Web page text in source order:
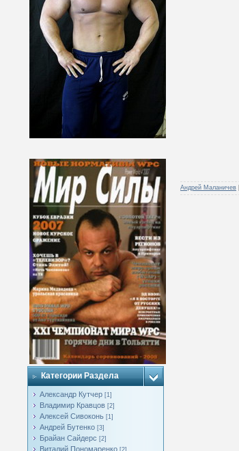
Категории Раздела
Александр Кутчер [1]
Владимир Кравцов [2]
Алексей Сивоконь [1]
Андрей Бутенко [3]
Брайан Сайдерс [2]
Виталий Пономаренко [2]
Андрей Маланичев|